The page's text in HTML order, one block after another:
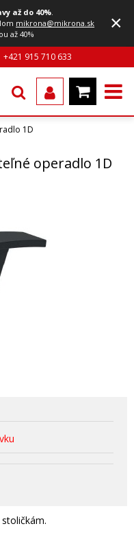
až do 40%.
mikrona@mikrona.sk
až 40%
×
+421 915 710 633
1D
operadlo 1D